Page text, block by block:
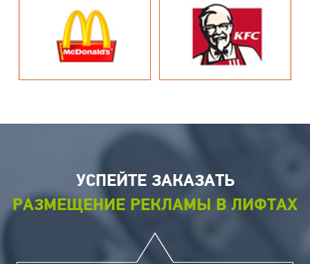
УСПЕЙТЕ ЗАКАЗАТЬ
РАЗМЕЩЕНИЕ РЕКЛАМЫ В ЛИФТАХ